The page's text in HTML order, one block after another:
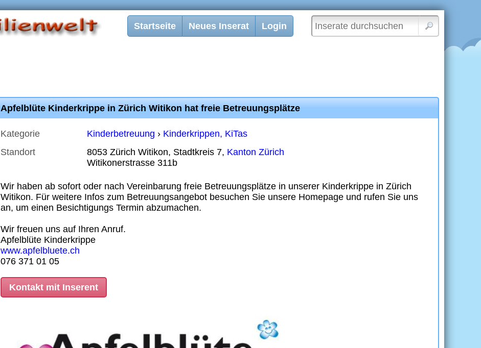
Startseite Neues Inserat Login
Apfelblüte Kinderkrippe in Zürich Witikon hat freie Betreuungsplätze
Kategorie Kinderbetreuung › Kinderkrippen, KiTas
Standort
8053 Zürich Witikon, Stadtkreis 7, Kanton Zürich
Witikonerstrasse 311b
Wir haben ab sofort oder nach Vereinbarung freie Betreuungsplätze in unserer Kinderkrippe in Zürich
Witikon. Für weitere Infos zum Betreuungsangebot besuchen Sie unsere Homepage und rufen Sie uns
an, um einen Besichtigungs Termin abzumachen.
Wir freuen uns auf Ihren Anruf.
Apfelblüte Kinderkrippe
www.apfelbluete.ch
076 371 01 05
Kontakt mit Inserent